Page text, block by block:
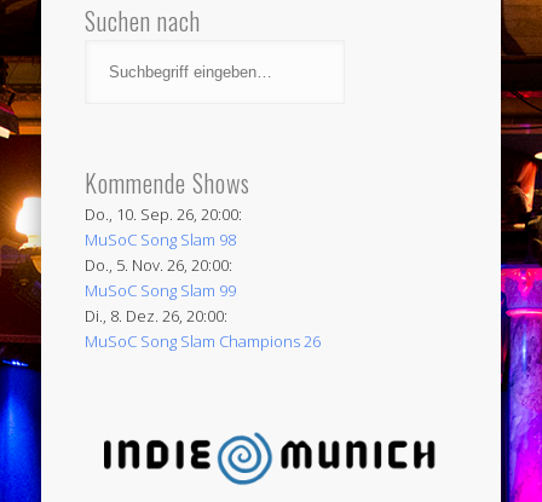
Suchen nach
Kommende Shows
Do., 10. Sep. 26, 20:00:
MuSoC Song Slam 98
Do., 5. Nov. 26, 20:00:
MuSoC Song Slam 99
Di., 8. Dez. 26, 20:00:
MuSoC Song Slam Champions 26